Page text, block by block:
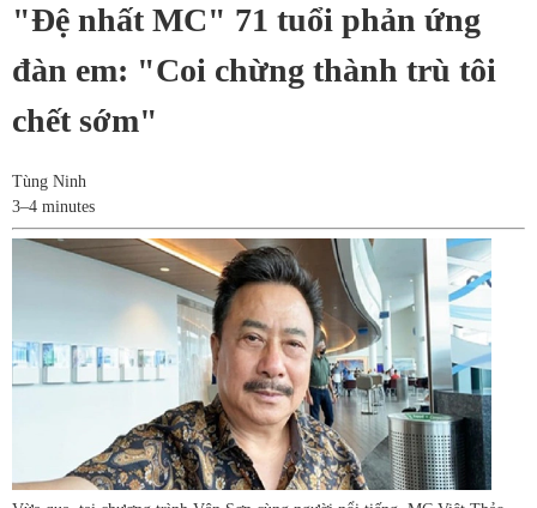
"Đệ nhất MC" 71 tuổi phản ứng
đàn em: "Coi chừng thành trù tôi
chết sớm"
Tùng Ninh
3–4 minutes